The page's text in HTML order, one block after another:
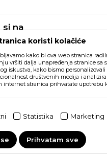
programa
tima
na
Gora PROMIJENI
što precizniji u opisu
garantovati da su sve
prikazani na sajtu su dio naše
trenutku. Raspoloživost robe
, IzradaNB
koristi kolačiće
kako bi ova web stranica
vršiti dalja unapređenja stranice sa
iskustva, kako bismo personalizovali
društvenih medija i
internet stranica prihvatate upotrebu
Statistika Marketing
Prihvatam sve